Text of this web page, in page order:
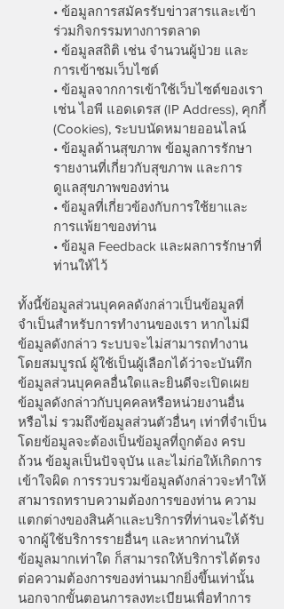
• ข้อมูลการสมัครรับข่าวสารและเข้า
ร่วมกิจกรรมทางการตลาด
• ข้อมูลสถิติ เช่น จำนวนผู้ป่วย และ
การเข้าชมเว็บไซต์
• ข้อมูลจากการเข้าใช้เว็บไซต์ของเรา
เช่น ไอพี แอดเดรส (IP Address), คุกกี้
(Cookies), ระบบนัดหมายออนไลน์
• ข้อมูลด้านสุขภาพ ข้อมูลการรักษา
รายงานที่เกี่ยวกับสุขภาพ และการ
ดูแลสุขภาพของท่าน
• ข้อมูลที่เกี่ยวข้องกับการใช้ยาและ
การแพ้ยาของท่าน
• ข้อมูล Feedback และผลการรักษาที่
ท่านให้ไว้
ทั้งนี้ข้อมูลส่วนบุคคลดังกล่าวเป็นข้อมูลที่
จำเป็นสำหรับการทำงานของเรา หากไม่มี
ข้อมูลดังกล่าว ระบบจะไม่สามารถทำงาน
โดยสมบูรณ์ ผู้ใช้เป็นผู้เลือกได้ว่าจะบันทึก
ข้อมูลส่วนบุคคลอื่นใดและยินดีจะเปิดเผย
ข้อมูลดังกล่าวกับบุคคลหรือหน่วยงานอื่น
หรือไม่ รวมถึงข้อมูลส่วนตัวอื่นๆ เท่าที่จําเป็น
โดยข้อมูลจะต้องเป็นข้อมูลที่ถูกต้อง ครบ
ถ้วน ข้อมูลเป็นปัจจุบัน และไม่ก่อให้เกิดการ
เข้าใจผิด การรวบรวมข้อมูลดังกล่าวจะทําให้
สามารถทราบความต้องการของท่าน ความ
แตกต่างของสินค้าและบริการที่ท่านจะได้รับ
จากผู้ใช้บริการรายอื่นๆ และหากท่านให้
ข้อมูลมากเท่าใด ก็สามารถให้บริการได้ตรง
ต่อความต้องการของท่านมากยิ่งขึ้นเท่านั้น
นอกจากขั้นตอนการลงทะเบียนเพื่อทำการ